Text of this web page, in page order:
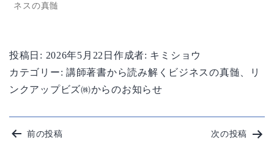
ネスの真髄
投稿日: 2026年5月22日 作成者: キミショウ
カテゴリー:講師著書から読み解くビジネスの真髄
リ
ンクアップビズ㈱からのお知らせ
投前の投稿 次の投稿